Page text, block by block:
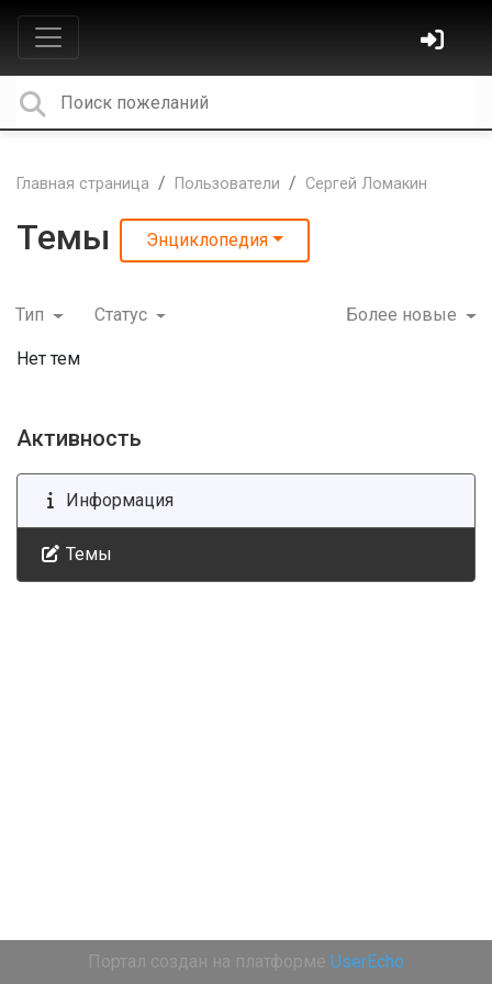
Главная страница Пользователи Сергей Ломакин
Темы Энциклопедия
Тип Статус Более новые
Нет тем
Активность
Информация
Темы
Портал создан на платформе UserEcho